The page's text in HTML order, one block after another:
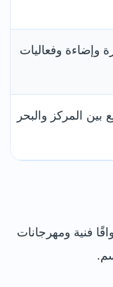
وإضاءة وفعاليات
المركز والبحر
فنية ومهرجانات